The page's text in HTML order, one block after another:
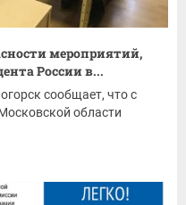
мероприятий,
России в...
сообщает, что с
области